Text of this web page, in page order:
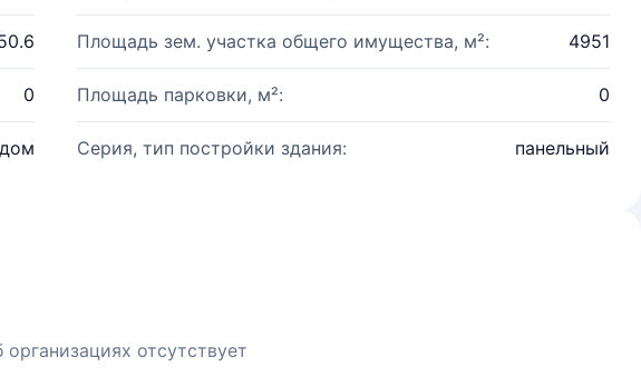
Площадь зем. участка общего имущества, м²: 4951
0 Площадь парковки, м²: 0
Серия, тип постройки здания: панельный
отсутствует